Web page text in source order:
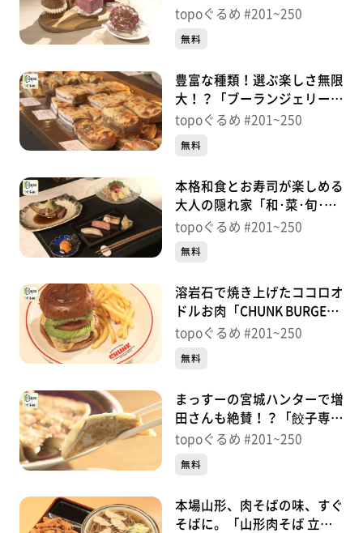
陸」（青葉区堤通雨宮町）＃
topoぐるめ #201~250
無料
豊富な種類！選ぶ楽しさ無限
大！？「ブーランジェリー
ジラフ」（若林区卸町）＃
topoぐるめ #201~250
無料
本格和食とお寿司が楽しめる
大人の隠れ家「和･菜･旬･味
たていし」（青葉区国分町）
topoぐるめ #201~250
無料
溶岩石で焼き上げたココロオ
ドルお肉「CHUNK BURGER
STAND」（青葉区二日町）
topoぐるめ #201~250
無料
まっすーの宮城ハンターで増
田さんも絶賛！？「餃子専門
店おゆき」（青葉区国分町）
topoぐるめ #201~250
無料
本場山形、肉そばの味、すぐ
そばに。「山形肉そば 立花